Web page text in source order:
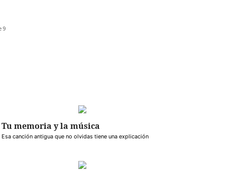
9
Tu memoria y la música
Esa canción antigua que no olvidas tiene una explicación